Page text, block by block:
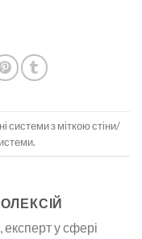
системиз міткоюстіни/
.
експерт у сфері